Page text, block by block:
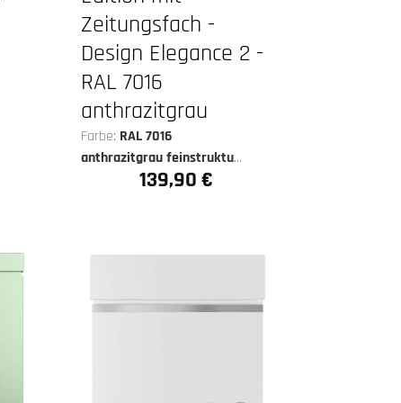
Zeitungsfach -
Design Elegance 2 -
RAL 7016
anthrazitgrau
Farbe: RAL 7016
anthrazitgrau feinstruktur
Regulärer Preis:
139,90 €